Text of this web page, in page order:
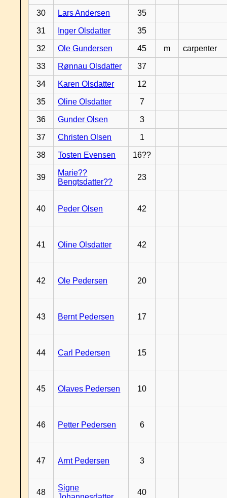
30 Lars Andersen 35
31 Inger Olsdatter 35
32 Ole Gundersen 45 m carpenter
33 Rønnau Olsdatter 37
34 Karen Olsdatter 12
35 Oline Olsdatter 7
36 Gunder Olsen 3
37 Christen Olsen 1
38 Tosten Evensen 16??
39
Marie??
Bengtsdatter??
23
40 Peder Olsen 42
41 Oline Olsdatter 42
42 Ole Pedersen 20
43 Bernt Pedersen 17
44 Carl Pedersen 15
45 Olaves Pedersen 10
46 Petter Pedersen 6
47 Arnt Pedersen 3
48
Signe
40